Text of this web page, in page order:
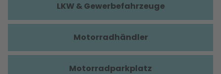
LKW & Gewerbefahrzeuge
Motorradhändler
Motorradparkplatz